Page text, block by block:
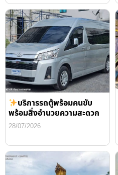
บริการรถตู้พร้อมคนขับ
พร้อมสิ่งอำนวยความสะดวก
28/07/2026